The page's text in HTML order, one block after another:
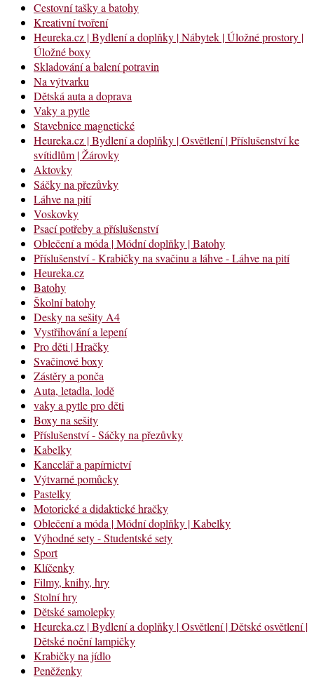
Cestovní tašky a batohy
Kreativní tvoření
Heureka.cz | Bydlení a doplňky | Nábytek | Úložné prostory |
Úložné boxy
Skladování a balení potravin
Na výtvarku
Dětská auta a doprava
Vaky a pytle
Stavebnice magnetické
Heureka.cz | Bydlení a doplňky | Osvětlení | Příslušenství ke
svítidlům | Žárovky
Aktovky
Sáčky na přezůvky
Láhve na pití
Voskovky
Psací potřeby a příslušenství
Oblečení a móda | Módní doplňky | Batohy
Příslušenství - Krabičky na svačinu a láhve - Láhve na pití
Heureka.cz
Batohy
Školní batohy
Desky na sešity A4
Vystřihování a lepení
Pro děti | Hračky
Svačinové boxy
Zástěry a ponča
Auta, letadla, lodě
vaky a pytle pro děti
Boxy na sešity
Příslušenství - Sáčky na přezůvky
Kabelky
Kancelář a papírnictví
Výtvarné pomůcky
Pastelky
Motorické a didaktické hračky
Oblečení a móda | Módní doplňky | Kabelky
Výhodné sety - Studentské sety
Sport
Klíčenky
Filmy, knihy, hry
Stolní hry
Dětské samolepky
Heureka.cz | Bydlení a doplňky | Osvětlení | Dětské osvětlení |
Dětské noční lampičky
Krabičky na jídlo
Peněženky